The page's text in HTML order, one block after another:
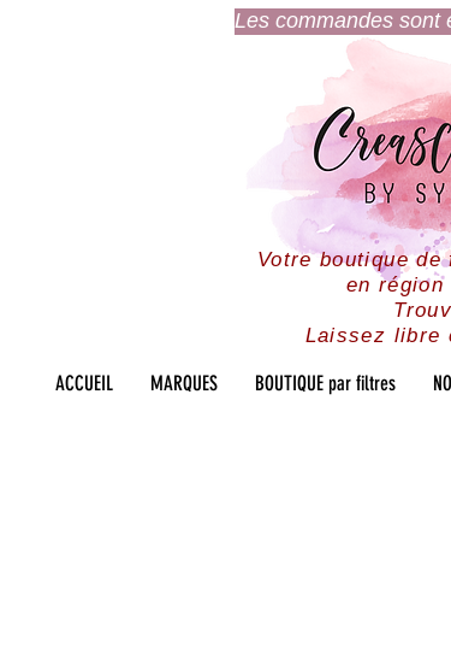
Les commandes sont
Votre boutique
en région
Laissez libre
ACCUEIL MARQUES BOUTIQUE par filtres